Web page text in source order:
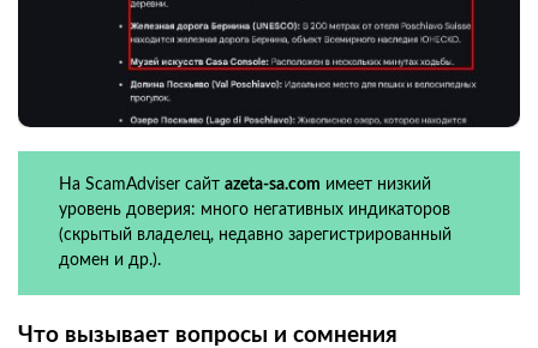
На ScamAdviser сайт azeta-sa.com имеет низкий
уровень доверия: много негативных индикаторов
(скрытый владелец, недавно зарегистрированный
домен и др.).
Что вызывает вопросы и сомнения